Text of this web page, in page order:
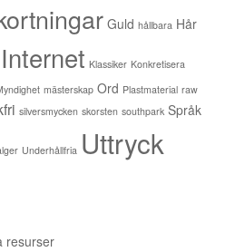
Guld hållbara Hår
Internet Klassiker Konkretisera
mästerskap Ord Plastmaterial raw
silversmycken skorsten southpark Språk
Underhållfria Uttryck
resurser